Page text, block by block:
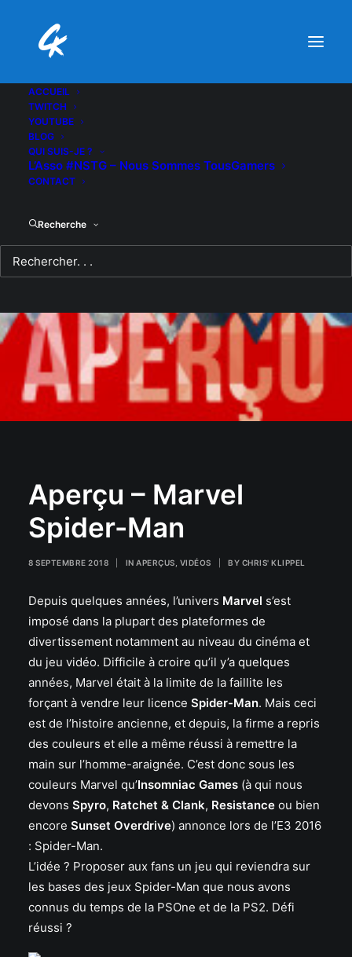
ACCUEIL
TWITCH
YOUTUBE
BLOG
QUI SUIS-JE ?
L’Asso #NSTG – Nous Sommes TousGamers
CONTACT
Recherche
Aperçu – Marvel
Spider-Man
8 SEPTEMBRE 2018 IN APERÇUS VIDÉOS BY CHRIS' KLIPPEL
Depuis quelques années, l’univers Marvel s’est
imposé dans la plupart des plateformes de
divertissement notamment au niveau du cinéma et
du jeu vidéo. Difficile à croire qu’il y’a quelques
années, Marvel était à la limite de la faillite les
forçant à vendre leur licence Spider-Man. Mais ceci
est de l’histoire ancienne, et depuis, la firme a repris
des couleurs et elle a même réussi à remettre la
main sur l’homme-araignée. C’est donc sous les
couleurs Marvel qu’Insomniac Games (à qui nous
devons Spyro, Ratchet & Clank, Resistance ou bien
encore Sunset Overdrive) annonce lors de l’E3 2016
: Spider-Man.
L’idée ? Proposer aux fans un jeu qui reviendra sur
les bases des jeux Spider-Man que nous avons
connus du temps de la PSOne et de la PS2. Défi
réussi ?